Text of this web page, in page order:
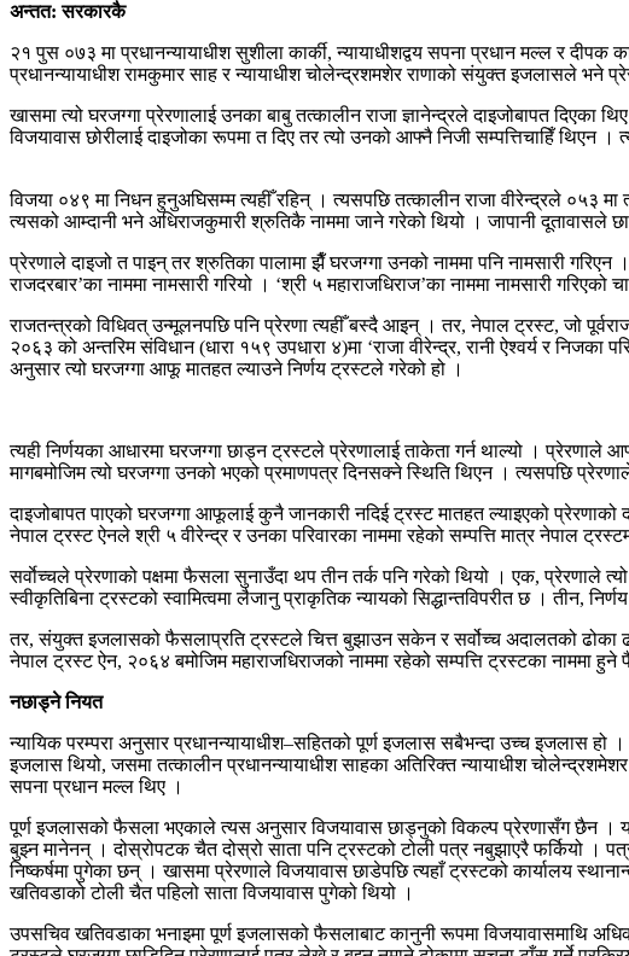
अन्तत: सरकारकै
२१ पुस ०७३ मा प्रधानन्यायाधीश सुशीला कार्की, न्यायाधीशद्वय सपना प्रधान मल्ल र
प्रधानन्यायाधीश रामकुमार साह र न्यायाधीश चोलेन्द्रशमशेर राणाको संयुक्त इजलासले भने
खासमा त्यो घरजग्गा प्रेरणालाई उनका बाबु तत्कालीन राजा ज्ञानेन्द्रले दाइजोबापत दिएका
विजयावास छोरीलाई दाइजोका रूपमा त दिए तर त्यो उनको आफ्नै निजी सम्पत्तिचाहिँ थिएन ।
विजया ०४९ मा निधन हुनुअघिसम्म त्यहीँ रहिन् । त्यसपछि तत्कालीन राजा वीरेन्द्रले ०५३ मा
त्यसको आम्दानी भने अधिराजकुमारी श्रुतिकै नाममा जाने गरेको थियो । जापानी दूतावासले
प्रेरणाले दाइजो त पाइन् तर श्रुतिका पालामा झैँ घरजग्गा उनको नाममा पनि नामसारी गरिएन
राजदरबार’का नाममा नामसारी गरियो । ‘श्री ५ महाराजधिराज’का नाममा नामसारी
राजतन्त्रको विधिवत् उन्मूलनपछि पनि प्रेरणा त्यहीँ बस्दै आइन् । तर, नेपाल ट्रस्ट, जो
२०६३ को अन्तरिम संविधान (धारा १५९ उपधारा ४)मा ‘राजा वीरेन्द्र, रानी ऐश्वर्य र निजका
अनुसार त्यो घरजग्गा आफू मातहत ल्याउने निर्णय ट्रस्टले गरेको हो ।
त्यही निर्णयका आधारमा घरजग्गा छाड्न ट्रस्टले प्रेरणालाई ताकेता गर्न थाल्यो । प्रेरणाले
मागबमोजिम त्यो घरजग्गा उनको भएको प्रमाणपत्र दिनसक्ने स्थिति थिएन । त्यसपछि
दाइजोबापत पाएको घरजग्गा आफूलाई कुनै जानकारी नदिई ट्रस्ट मातहत ल्याइएको प्रेरणाको
नेपाल ट्रस्ट ऐनले श्री ५ वीरेन्द्र र उनका परिवारका नाममा रहेको सम्पत्ति मात्र नेपाल
सर्वाेच्चले प्रेरणाको पक्षमा फैसला सुनाउँदा थप तीन तर्क पनि गरेको थियो । एक, प्रेरणाले
स्वीकृतिबिना ट्रस्टको स्वामित्वमा लैजानु प्राकृतिक न्यायको सिद्धान्तविपरीत छ । तीन,
तर, संयुक्त इजलासको फैसलाप्रति ट्रस्टले चित्त बुझाउन सकेन र सर्वोच्च अदालतको ढोका
नेपाल ट्रस्ट ऐन, २०६४ बमोजिम महाराजधिराजको नाममा रहेको सम्पत्ति ट्रस्टका नाममा
नछाड्ने नियत
न्यायिक परम्परा अनुसार प्रधानन्यायाधीश–सहितको पूर्ण इजलास सबैभन्दा उच्च इजलास
इजलास थियो, जसमा तत्कालीन प्रधानन्यायाधीश साहका अतिरिक्त न्यायाधीश
सपना प्रधान मल्ल थिए ।
पूर्ण इजलासको फैसला भएकाले त्यस अनुसार विजयावास छाड्नुको विकल्प प्रेरणासँग छैन ।
बुझ्न मानेनन् । दोस्रोपटक चैत दोस्रो साता पनि ट्रस्टको टोली पत्र नबुझाएरै फर्कियो ।
निष्कर्षमा पुगेका छन् । खासमा प्रेरणाले विजयावास छाडेपछि त्यहाँ ट्रस्टको कार्यालय
खतिवडाको टोली चैत पहिलो साता विजयावास पुगेको थियो ।
उपसचिव खतिवडाका भनाइमा पूर्ण इजलासको फैसलाबाट कानुनी रूपमा विजयावासमाथि